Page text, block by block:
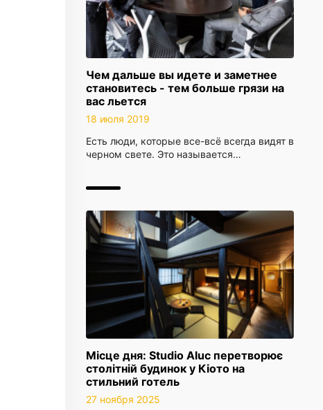
Чем дальше вы идете и заметнее
становитесь - тем больше грязи на
вас льется
18 июля 2019
Есть люди, которые все-всё всегда видят в
черном свете. Это называется…
Місце дня: Studio Aluc перетворює
столітній будинок у Кіото на
стильний готель
27 ноября 2025